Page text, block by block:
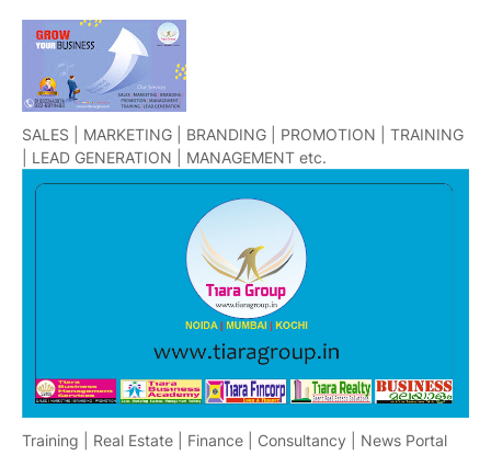
SALES | MARKETING | BRANDING | PROMOTION | TRAINING
| LEAD GENERATION | MANAGEMENT etc.
Training | Real Estate | Finance | Consultancy | News Portal